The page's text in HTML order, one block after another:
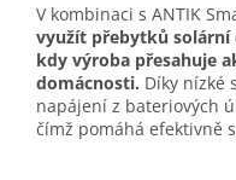
V kombinaci s ANTIK
využít přebytků solární
kdy výroba přesahuje
domácnosti. Díky nízké
napájení z bateriových
čímž pomáhá efektivně